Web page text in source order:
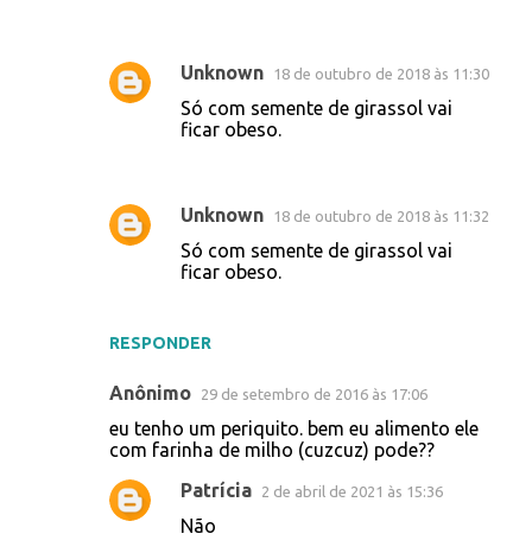
RESPONDER
Unknown 18 de outubro de 2018 às 11:30
Só com semente de girassol vai
ficar obeso.
Unknown 18 de outubro de 2018 às 11:32
Só com semente de girassol vai
ficar obeso.
Anônimo 29 de setembro de 2016 às 17:06
eu tenho um periquito. bem eu alimento ele
com farinha de milho (cuzcuz) pode??
Patrícia 2 de abril de 2021 às 15:36
Não